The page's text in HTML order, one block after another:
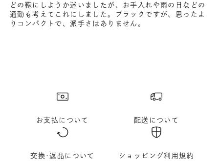
どの鞄にしようか迷いましたが、お手入れや雨の日などの
通勤も考えてこれにしました。ブラックですが、思ったよ
りコンパクトで、派手さはありません。
お支払について 配送について
交換･返品について ショッピング利用規約